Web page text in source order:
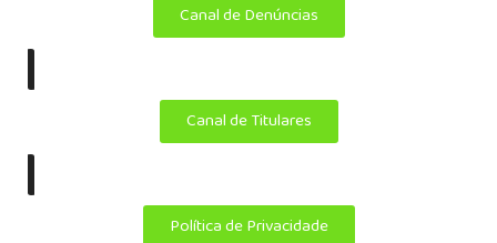
Canal de Denúncias
|
Canal de Titulares
|
Política de Privacidade